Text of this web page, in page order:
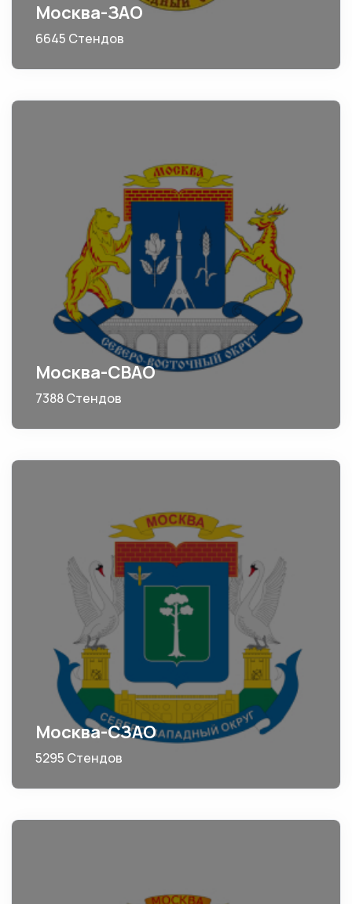
Москва-ЗАО
6645 Стендов
Москва-СВАО
7388 Стендов
Москва-СЗАО
5295 Стендов